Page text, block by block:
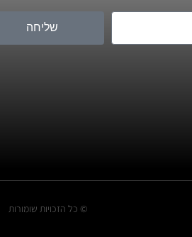
שליחה
© כל הזכויות שומורות